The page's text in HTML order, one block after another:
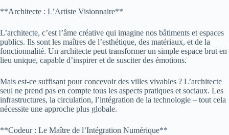
**Architecte : L’Artiste Visionnaire**
L’architecte, c’est l’âme créative qui imagine nos bâtiments et espaces
publics. Ils sont les maîtres de l’esthétique, des matériaux, et de la
fonctionnalité. Un architecte peut transformer un simple espace brut en
lieu unique, capable d’inspirer et de susciter des émotions.
Mais est-ce suffisant pour concevoir des villes vivables ? L’architecte
seul ne prend pas en compte tous les aspects pratiques et sociaux. Les
infrastructures, la circulation, l’intégration de la technologie – tout cela
nécessite une approche plus globale.
**Codeur : Le Maître de l’Intégration Numérique**